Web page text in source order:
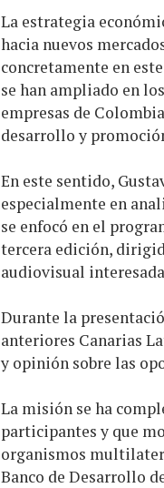
La estrategia
hacia nuevos
concretamente en
se han ampliado en
empresas de
desarrollo y
En este sentido,
especialmente en
se enfocó en el
tercera edición,
audiovisual
Durante la
anteriores Canarias
y opinión sobre las
La misión se ha
participantes y que
organismos
Banco de Desarrollo